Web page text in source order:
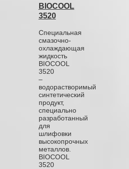
BIOCOOL
3520
Специальная
смазочно-
охлаждающая
жидкость
BIOCOOL
3520
–
водорастворимый
синтетический
продукт,
специально
разработанный
для
шлифовки
высокопрочных
металлов.
BIOCOOL
3520